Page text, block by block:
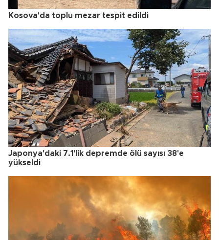
Kosova'da toplu mezar tespit edildi
Japonya'daki 7.1'lik depremde ölü sayısı 38'e
yükseldi